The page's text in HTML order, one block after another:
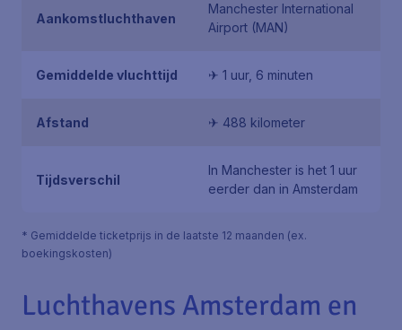
Aankomstluchthaven
Manchester International
Airport (MAN)
Gemiddelde vluchttijd ✈ 1 uur, 6 minuten
Afstand ✈ 488 kilometer
Tijdsverschil
In Manchester is het 1 uur
eerder dan in Amsterdam
* Gemiddelde ticketprijs in de laatste 12 maanden (ex.
boekingskosten)
Luchthavens Amsterdam en